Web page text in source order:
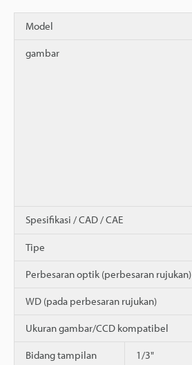
Model
gambar
Spesifikasi / CAD / CAE
Tipe
Perbesaran optik (perbesaran rujukan)
WD (pada perbesaran rujukan)
Ukuran gambar/CCD kompatibel
Bidang tampilan
1/3"